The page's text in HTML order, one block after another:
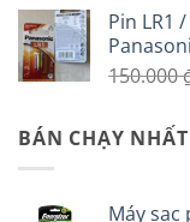
Pin LR1
150.000
BÁN CHẠY NHẤT
Máy sạc